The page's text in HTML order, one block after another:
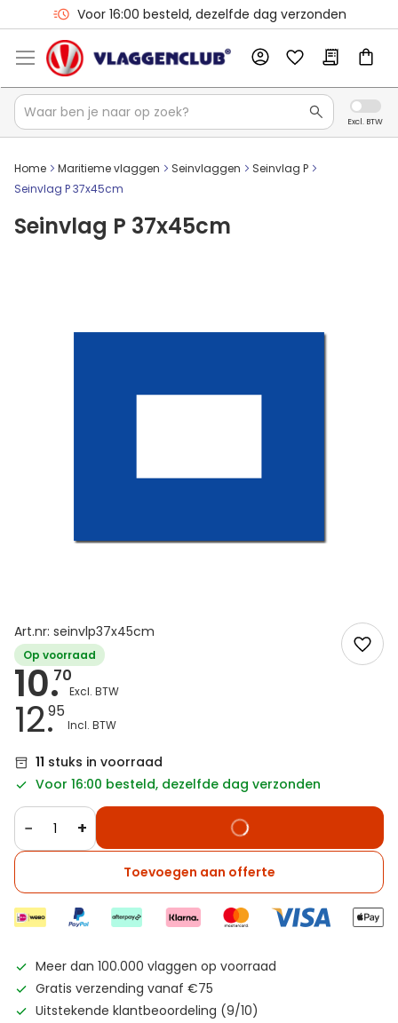
Voor 16:00 besteld, dezelfde dag verzonden
Home Maritieme vlaggen Seinvlaggen
Seinvlag P
Seinvlag P 37x45cm
Seinvlag P 37x45cm
Art.nr: seinvlp37x45cm
Op voorraad
10.70
12.95
11 stuks in voorraad
Voor 16:00 besteld, dezelfde dag verzonden
− +
Toevoegen aan offerte
Meer dan 100.000 vlaggen op voorraad
Gratis verzending vanaf €75
Uitstekende klantbeoordeling (9/10)